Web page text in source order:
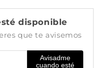
disponible
que te avisemos
Avisadme
cuando esté